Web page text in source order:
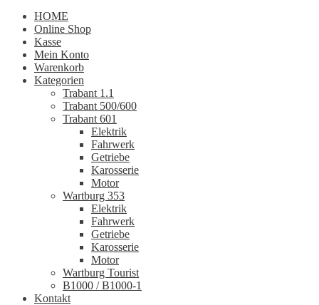
HOME
Online Shop
Kasse
Mein Konto
Warenkorb
Kategorien
Trabant 1.1
Trabant 500/600
Trabant 601
Elektrik
Fahrwerk
Getriebe
Karosserie
Motor
Wartburg 353
Elektrik
Fahrwerk
Getriebe
Karosserie
Motor
Wartburg Tourist
B1000 / B1000-1
Kontakt